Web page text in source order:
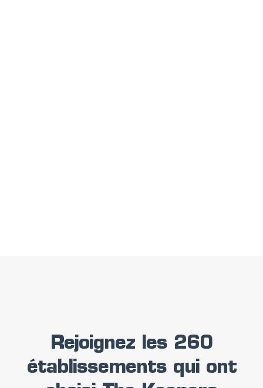
Rejoignez les 260
établissements qui ont